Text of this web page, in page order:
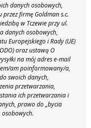
danych osobowych,
firmę Goldman s.c.
w Tczewie przy ul.
danych osobowych,
Europejskiego i Rady (UE)
oraz ustawą O
na mój adres e-mail
am poinformowany/a,
swoich danych,
przetwarzania,
ich przetwarzania i
prawo do „bycia